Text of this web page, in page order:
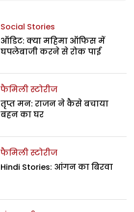
Social Stories
ऑडिट: क्या महिमा ऑफिस में
घपलेबाजी करने से रोक पाई
फैमिली स्टोरीज
तृप्त मन: राजन ने कैसे बचाया
बहन का घर
फैमिली स्टोरीज
Hindi Stories: आंगन का बिरवा